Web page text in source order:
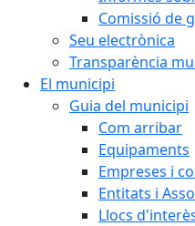
Comissió de
Seu electrònica
Transparència
El municipi
Guia del municipi
Com arribar
Equipaments
Empreses i
Entitats i
Llocs